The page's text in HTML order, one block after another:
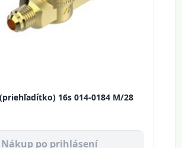
16s 014-0184 M/28
Nákup po prihlásení